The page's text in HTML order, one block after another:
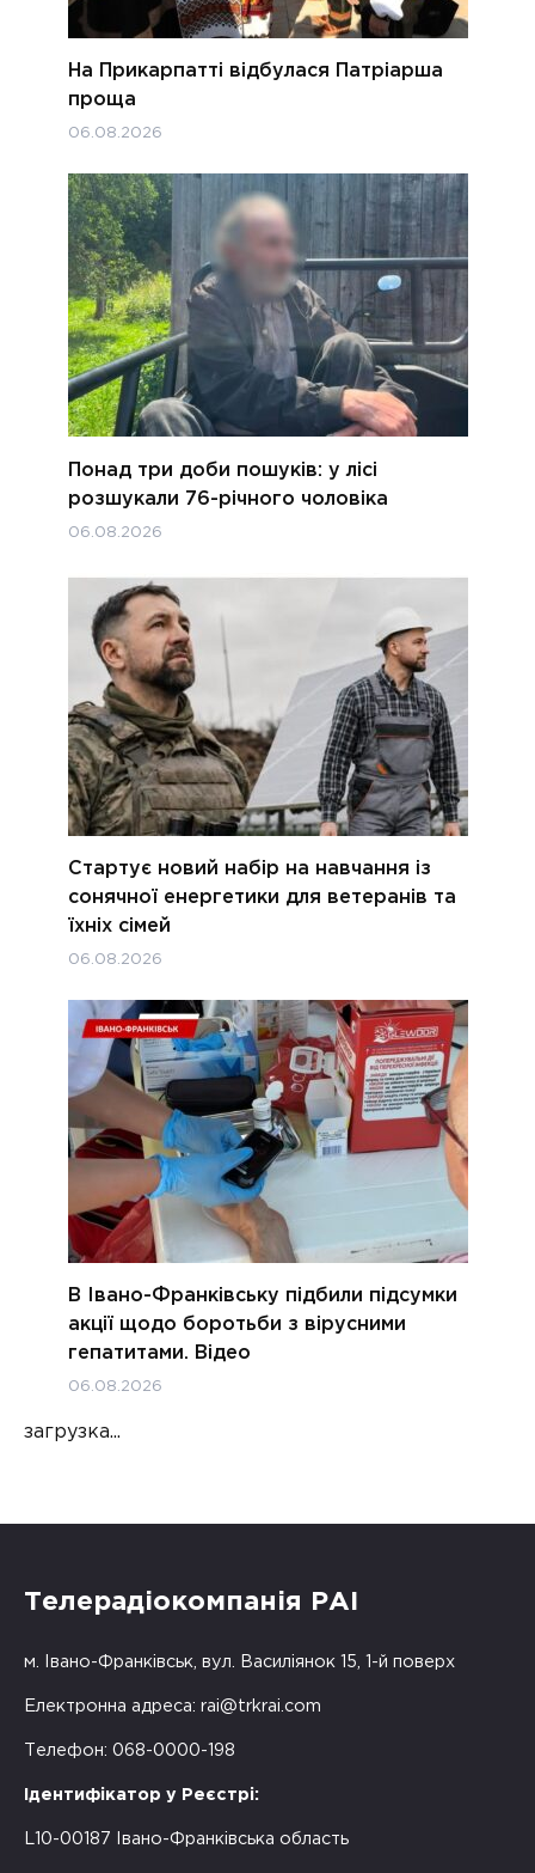
На Прикарпатті відбулася Патріарша
проща
06.08.2026
Понад три доби пошуків: у лісі
розшукали 76-річного чоловіка
06.08.2026
Стартує новий набір на навчання із
сонячної енергетики для ветеранів та
їхніх сімей
06.08.2026
В Івано-Франківську підбили підсумки
акції щодо боротьби з вірусними
гепатитами. Відео
06.08.2026
загрузка...
Телерадіокомпанія РАІ
м. Івано-Франківськ, вул. Василіянок 15, 1-й поверх
Електронна адреса: rai@trkrai.com
Телефон: 068-0000-198
Ідентифікатор у Реєстрі:
L10-00187 Івано-Франківська область